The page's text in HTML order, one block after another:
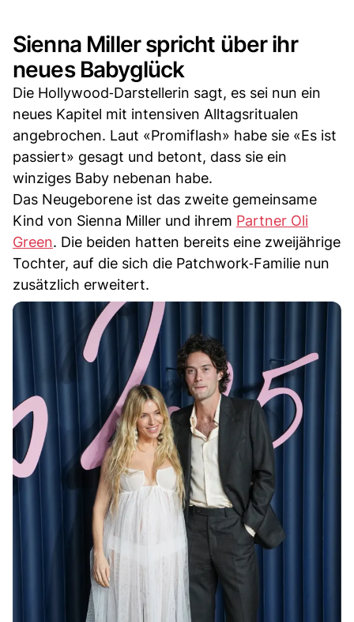
Sienna Miller spricht über ihr
neues Babyglück
Die Hollywood‑Darstellerin sagt, es sei nun ein
neues Kapitel mit intensiven Alltagsritualen
angebrochen. Laut «Promiflash» habe sie «Es ist
passiert» gesagt und betont, dass sie ein
winziges Baby nebenan habe.
Das Neugeborene ist das zweite gemeinsame
Kind von Sienna Miller und ihrem Partner Oli
Green. Die beiden hatten bereits eine zweijährige
Tochter, auf die sich die Patchwork‑Familie nun
zusätzlich erweitert.